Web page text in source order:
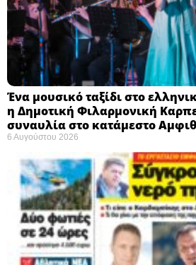
Ένα μουσικό ταξίδι στο
η Δημοτική Φιλαρμονική
συναυλία στο κατάμεστο
6 Αυγούστου 2026